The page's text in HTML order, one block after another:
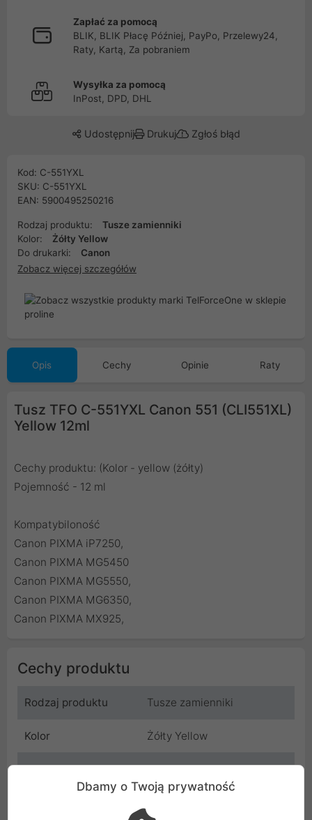
Zapłać za pomocą
BLIK, BLIK Płacę Później, PayPo, Przelewy24,
Raty, Kartą, Za pobraniem
Wysyłka za pomocą
InPost, DPD, DHL
Udostępnij Drukuj Zgłoś błąd
Kod: C-551YXL
SKU: C-551YXL
EAN: 5900495250216
Rodzaj produktu:
Tusze zamienniki
Kolor:
Żółty Yellow
Do drukarki:
Canon
Zobacz więcej szczegółów
Opis Cechy Opinie Raty
Tusz TFO C-551YXL Canon 551 (CLI551XL)
Yellow 12ml
Cechy produktu: (Kolor - yellow (żółty)
Pojemność - 12 ml
Kompatybiloność
Canon PIXMA iP7250,
Canon PIXMA MG5450
Canon PIXMA MG5550,
Canon PIXMA MG6350,
Canon PIXMA MX925,
Cechy produktu
Rodzaj produktu Tusze zamienniki
Kolor Żółty Yellow
Do drukarki Canon
Dbamy o Twoją prywatność